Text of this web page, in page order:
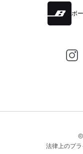
ボ
©
法律上のプ